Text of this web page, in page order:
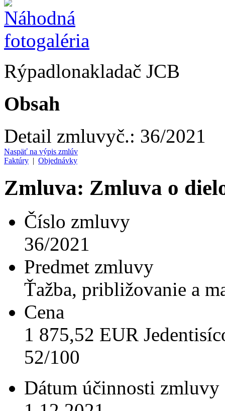
Rýpadlonakladač JCB
Obsah
Detail zmluvyč.: 36/2021
Naspäť na výpis zmlúv
Faktúry | Objednávky
Zmluva: Zmluva o
Číslo zmluvy
36/2021
Predmet zmluvy
Ťažba, približovanie a
Cena
1 875,52 EUR
52/100
Dátum účinnosti zmluvy